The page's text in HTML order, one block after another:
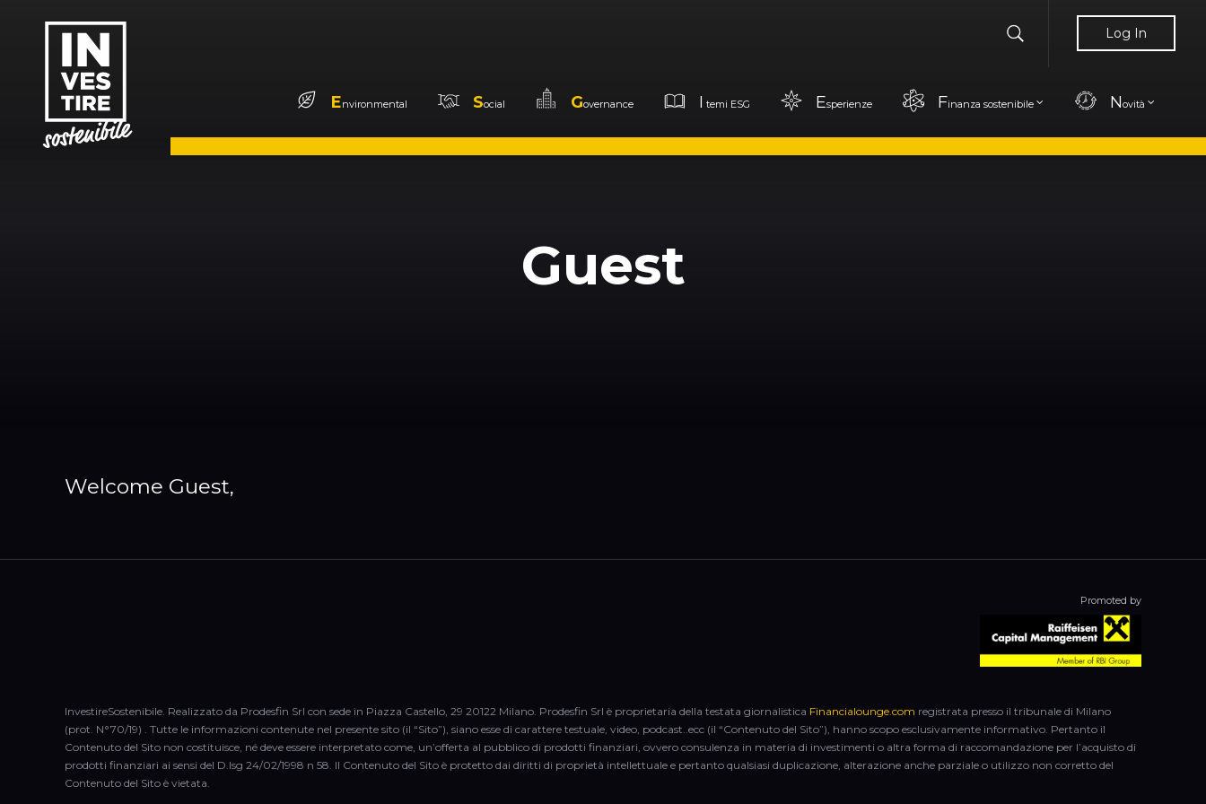
Log In
Environmental Social Governance I temi ESG Esperienze Finanza sostenibile Novità
Guest
Welcome Guest,
Promoted by
InvestireSostenibile. Realizzato da Prodesfin Srl con sede in Piazza Castello, 29 20122 Milano. Prodesfin Srl è proprietaria della testata giornalistica Financialounge.com registrata presso il tribunale di Milano
(prot. N°70/19) . Tutte le informazioni contenute nel presente sito (il “Sito”), siano esse di carattere testuale, video, podcast..ecc (il “Contenuto del Sito”), hanno scopo esclusivamente informativo. Pertanto il
Contenuto del Sito non costituisce, né deve essere interpretato come, un’offerta al pubblico di prodotti finanziari, ovvero consulenza in materia di investimenti o altra forma di raccomandazione per l’acquisto di
prodotti finanziari ai sensi del D.lsg 24/02/1998 n 58. Il Contenuto del Sito è protetto dai diritti di proprietà intellettuale e pertanto qualsiasi duplicazione, alterazione anche parziale o utilizzo non corretto del
Contenuto del Sito è vietata.